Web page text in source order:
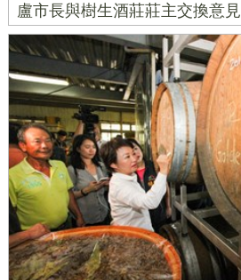
盧市長與樹生酒莊莊主交換意見